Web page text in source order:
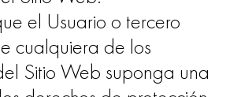
el Usuario o tercero
cualquiera de los
Sitio Web suponga una